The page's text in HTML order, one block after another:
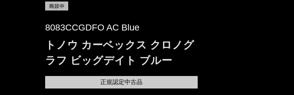
8083CCGDFO AC Blue
トノウ カーベックス クロノグ
ラフ ビッグデイト ブルー
正規認定中古品